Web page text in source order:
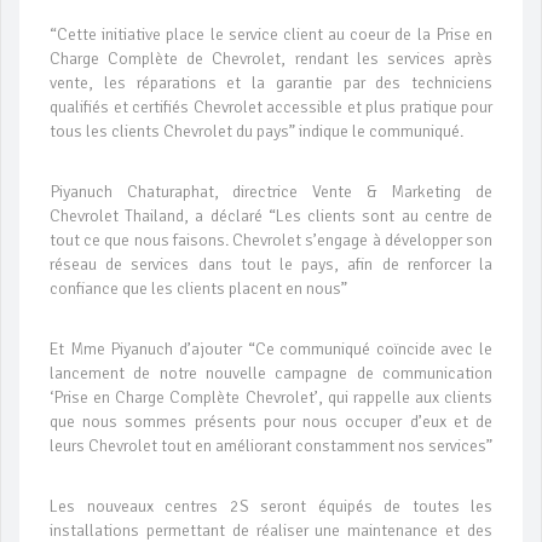
“Cette initiative place le service client au coeur de la Prise en
Charge Complète de Chevrolet, rendant les services après
vente, les réparations et la garantie par des techniciens
qualifiés et certifiés Chevrolet accessible et plus pratique pour
tous les clients Chevrolet du pays” indique le communiqué.
Piyanuch Chaturaphat, directrice Vente & Marketing de
Chevrolet Thailand, a déclaré “Les clients sont au centre de
tout ce que nous faisons. Chevrolet s’engage à développer son
réseau de services dans tout le pays, afin de renforcer la
confiance que les clients placent en nous”
Et Mme Piyanuch d’ajouter “Ce communiqué coïncide avec le
lancement de notre nouvelle campagne de communication
‘Prise en Charge Complète Chevrolet’, qui rappelle aux clients
que nous sommes présents pour nous occuper d’eux et de
leurs Chevrolet tout en améliorant constamment nos services”
Les nouveaux centres 2S seront équipés de toutes les
installations permettant de réaliser une maintenance et des